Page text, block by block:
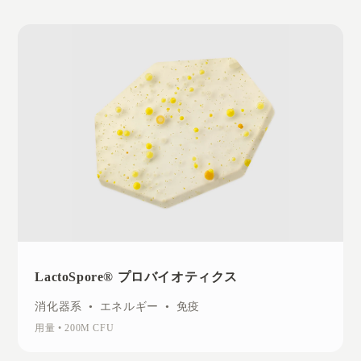
LactoSpore® プロバイオティクス
消化器系 • エネルギー • 免疫
用量 •200M CFU